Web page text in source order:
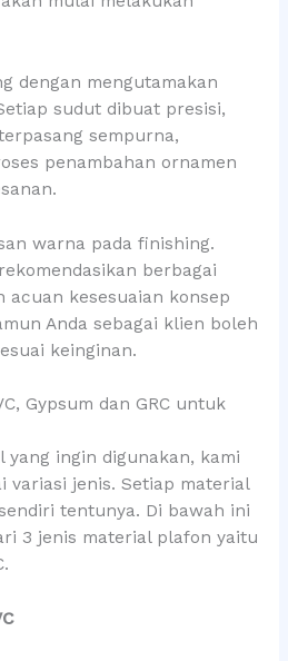
dengan mengutamakan
sudut dibuat presisi,
sempurna,
penambahan ornamen
warna pada finishing.
berbagai
acuan kesesuaian konsep
Anda sebagai klien boleh
keinginan.
Gypsum dan GRC untuk
yang ingin digunakan, kami
variasi jenis. Setiap material
tentunya. Di bawah ini
3 jenis material plafon yaitu